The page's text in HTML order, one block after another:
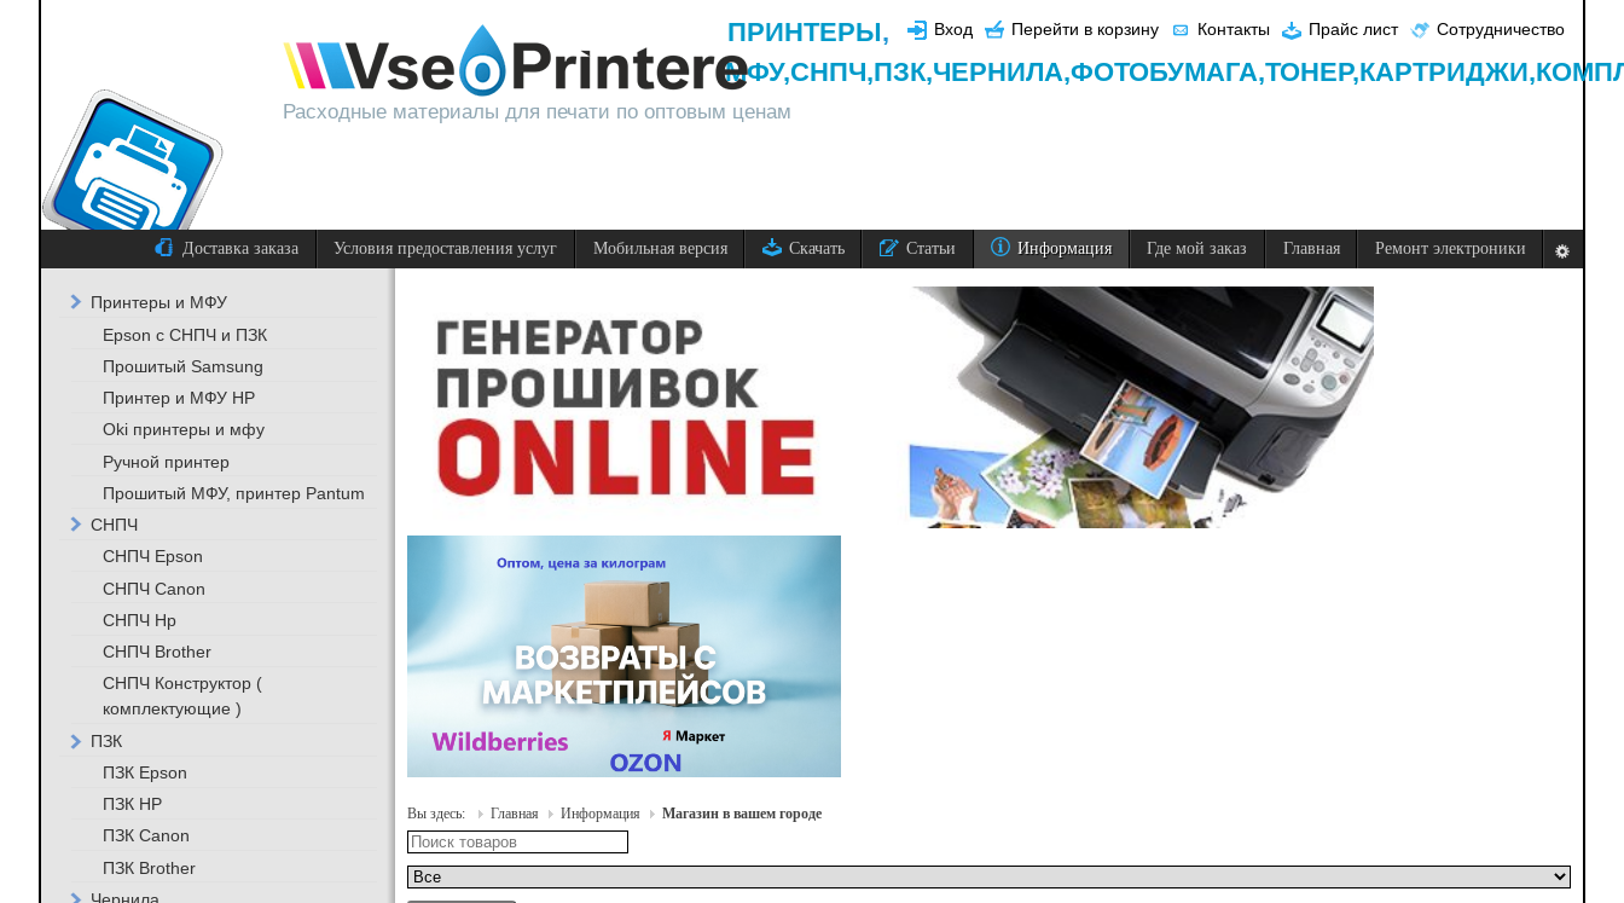
Расходные материалы для печати по оптовым ценам
Вход Перейти в корзину Контакты Прайс лист Сотрудничество
ПРИНТЕРЫ,
МФУ,СНПЧ,ПЗК,ЧЕРНИЛА,ФОТОБУМАГА,ТОНЕР,КАРТРИДЖИ,
Доставка заказа Условия предоставления услуг Мобильная версия Скачать Статьи Информация Где мой заказ Главная Ремонт электроники
Вы здесь: Главная Информация Магазин в вашем городе
Принтеры и МФУ
Epson с СНПЧ и ПЗК
Прошитый Samsung
Принтер и МФУ HP
Oki принтеры и мфу
Ручной принтер
Прошитый МФУ, принтер Pantum
СНПЧ
СНПЧ Epson
СНПЧ Canon
СНПЧ Hp
СНПЧ Brother
СНПЧ Конструктор (
комплектующие )
ПЗК
ПЗК Epson
ПЗК HP
ПЗК Canon
ПЗК Brother
Чернила